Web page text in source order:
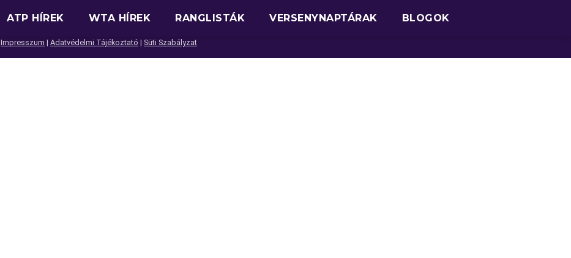
ATP HÍREK WTA HÍREK RANGLISTÁK VERSENYNAPTÁRAK BLOGOK
Impresszum | Adatvédelmi Tájékoztató | Süti Szabályzat